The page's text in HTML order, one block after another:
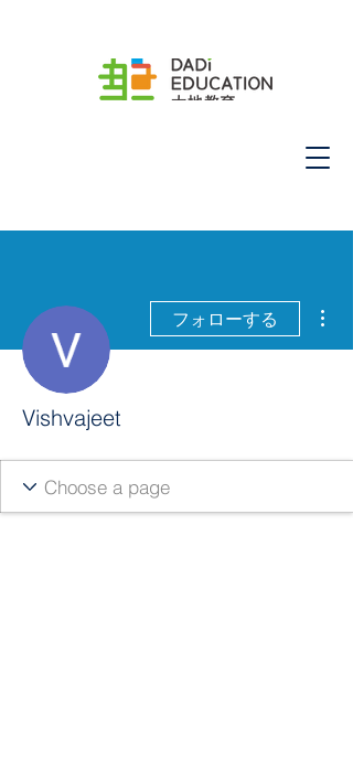
フォローする
Vishvajeet